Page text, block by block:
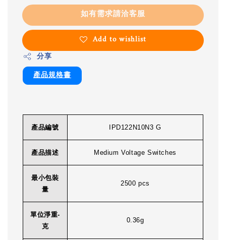
如有需求請洽客服
Add to wishlist
分享
產品規格書
產品編號 IPD122N10N3 G
產品描述 Medium Voltage Switches
最小包裝
量
2500 pcs
單位淨重-
克
0.36g